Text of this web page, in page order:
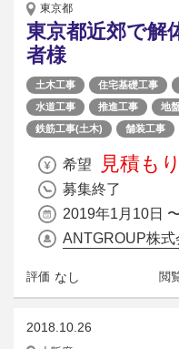
東京都
東京都近郊で解
者様
土木工事 住宅基礎工事
水道工事
推進工事 地
鉄筋工事(土木)
舗装工事
希望 見積も
募集終了
2019年1月10日
ANTGROUP株式
評価 なし 閲
2018.10.26